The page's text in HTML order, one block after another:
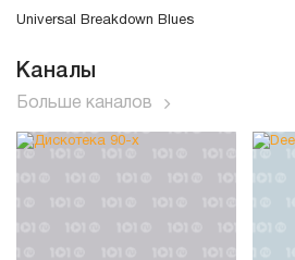
Universal Breakdown Blues
Каналы
Больше каналов